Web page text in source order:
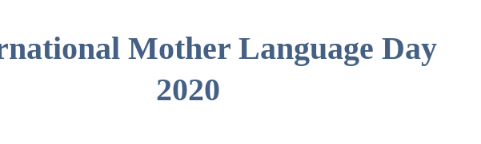
Mother Language Day
2020